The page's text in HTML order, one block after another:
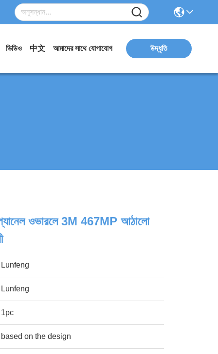
ভিডিও 中文 আমাদের সাথে যোগাযোগ উদ্ধৃতি
ওভারলে 3M 467MP আঠালো
Lunfeng
Lunfeng
1pc
based on the design